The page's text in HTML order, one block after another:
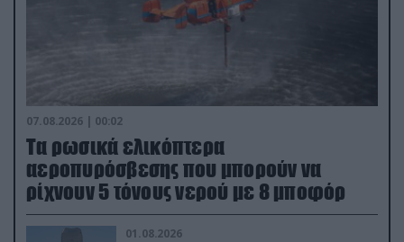
07.08.2026 | 00:02
Τα ρωσικά ελικόπτερα
αεροπυρόσβεσης που μπορούν να
ρίχνουν 5 τόνους νερού με 8 μποφόρ
01.08.2026